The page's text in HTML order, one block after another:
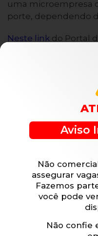
uma microempresa
porte, dependendo
Neste link do Portal
De toda forma, se
faturamento MEI
má notícia, pois é
Portal MEI
Compartilhe nas
Capital de
como calcular faturamento
Aviso
Não
assegurar
Fazemos
você pode
Não confie